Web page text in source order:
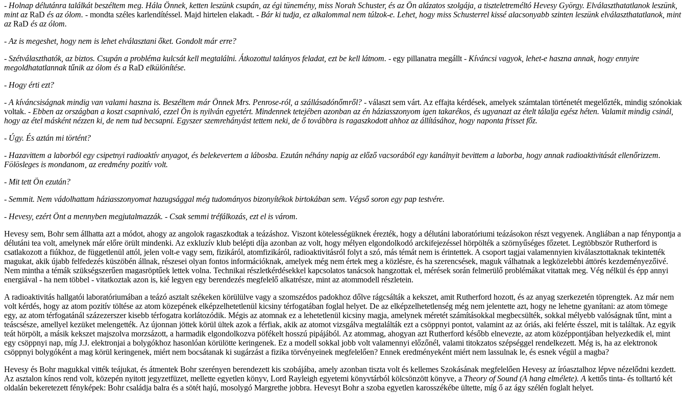
- Holnap délutánra találkát beszéltem meg. Hála Önnek, ketten leszünk csupán, az égi tünemény, miss Norah Schuster, és az Ön alázatos szolgája, a tiszteletreméltó Hevesy György. Elválaszthatatlanok leszünk,
mint az RaD és az ólom. - mondta széles karlendítéssel. Majd hirtelen elakadt. - Bár ki tudja, ez alkalommal nem túlzok-e. Lehet, hogy miss Schusterrel kissé alacsonyabb szinten leszünk elválaszthatatlanok, mint
az RaD és az ólom.
- Az is megeshet, hogy nem is lehet elválasztani őket. Gondolt már erre?
- Szétválaszthatók, az biztos. Csupán a probléma kulcsát kell megtalálni. Átkozottul talányos feladat, ezt be kell látnom. - egy pillanatra megállt - Kíváncsi vagyok, lehet-e haszna annak, hogy ennyire
megoldhatatlannak tűnik az ólom és a RaD elkülönítése.
- Hogy érti ezt?
- A kíváncsiságnak mindig van valami haszna is. Beszéltem már Önnek Mrs. Penrose-ról, a szállásadónőmről? - választ sem várt. Az effajta kérdések, amelyek számtalan történetét megelőzték, mindig szónokiak
voltak. - Ebben az országban a koszt csapnivaló, ezzel Ön is nyilván egyetért. Mindennek tetejében azonban az én háziasszonyom igen takarékos, és ugyanazt az ételt tálalja egész héten. Valamit mindig csinál,
hogy az étel másként nézzen ki, de nem tud becsapni. Egyszer szemrehányást tettem neki, de ő továbbra is ragaszkodott ahhoz az állításához, hogy naponta frisset főz.
- Úgy. És aztán mi történt?
- Hazavittem a laborból egy csipetnyi radioaktív anyagot, és belekevertem a lábosba. Ezután néhány napig az előző vacsorából egy kanálnyit bevittem a laborba, hogy annak radioaktivitását ellenőrizzem.
Fölösleges is mondanom, az eredmény pozitív volt.
- Mit tett Ön ezután?
- Semmit. Nem vádolhattam háziasszonyomat hazugsággal még tudományos bizonyítékok birtokában sem. Végső soron egy pap testvére.
- Hevesy, ezért Önt a mennyben megjutalmazzák. - Csak semmi tréfálkozás, ezt el is várom.
Hevesy sem, Bohr sem állhatta azt a módot, ahogy az angolok ragaszkodtak a teázáshoz. Viszont kötelességüknek érezték, hogy a délutáni laboratóriumi teázásokon részt vegyenek. Angliában a nap fénypontja a
délutáni tea volt, amelynek már előre örült mindenki. Az exkluzív klub belépti díja azonban az volt, hogy mélyen elgondolkodó arckifejezéssel hörpölték a szörnyűséges főzetet. Legtöbbször Rutherford is
csatlakozott a fiúkhoz, de függetlenül attól, jelen volt-e vagy sem, fizikáról, atomfizikáról, radioaktivitásról folyt a szó, más témát nem is érintettek. A csoport tagjai valamennyien kiválasztottaknak tekintették
magukat, akik újabb felfedezés küszöbén állnak, részesei olyan fontos információknak, amelyek még nem értek meg a közlésre, és ha szerencsések, maguk válhatnak a legközelebbi áttörés kezdeményezőivé.
Nem mintha a témák szükségszerűen magasröptűek lettek volna. Technikai részletkérdésekkel kapcsolatos tanácsok hangzottak el, mérések során felmerülő problémákat vitattak meg. Vég nélkül és épp annyi
energiával - ha nem többel - vitatkoztak azon is, kié legyen egy berendezés megfelelő alkatrésze, mint az atommodell részletein.
A radioaktivitás hallgatói laboratóriumában a teázó asztalt székeken körülülve vagy a szomszédos padokhoz dőlve rágcsálták a kekszet, amit Rutherford hozott, és az anyag szerkezetén töprengtek. Az már nem
volt kérdés, hogy az atom pozitív töltése az atom közepének elképzelhetetlenül kicsiny térfogatában foglal helyet. De az elképzelhetetlenség még nem jelentette azt, hogy ne lehetne gyanítani: az atom tömege
egy, az atom térfogatánál százezerszer kisebb térfogatra korlátozódik. Mégis az atomnak ez a lehetetlenül kicsiny magja, amelynek méretét számításokkal megbecsülték, sokkal mélyebb valóságnak tűnt, mint a
teáscsésze, amellyel kezüket melengették. Az újonnan jöttek körül ültek azok a férfiak, akik az atomot vizsgálva megtalálták ezt a csöppnyi pontot, valamint az az óriás, aki felérte ésszel, mit is találtak. Az egyik
teát hörpölt, a másik kekszet majszolva morzsázott, a harmadik elgondolkozva pöfékelt hosszú pipájából. Az atommag, ahogyan azt Rutherford később elnevezte, az atom középpontjában helyezkedik el, mint
egy csöppnyi nap, míg J.J. elektronjai a bolygókhoz hasonlóan körülötte keringenek. Ez a modell sokkal jobb volt valamennyi előzőnél, valami titokzatos szépséggel rendelkezett. Még is, ha az elektronok
csöppnyi bolygóként a mag körül keringenek, miért nem bocsátanak ki sugárzást a fizika törvényeinek megfelelően? Ennek eredményeként miért nem lassulnak le, és esnek végül a magba?
Hevesy és Bohr magukkal vitték teájukat, és átmentek Bohr szerényen berendezett kis szobájába, amely azonban tiszta volt és kellemes Szokásának megfelelően Hevesy az íróasztalhoz lépve nézelődni kezdett.
Az asztalon kínos rend volt, közepén nyitott jegyzetfüzet, mellette egyetlen könyv, Lord Rayleigh egyetemi könyvtárból kölcsönzött könyve, a Theory of Sound (A hang elmélete). A kettős tinta- és tolltartó két
oldalán bekeretezett fényképek: Bohr családja balra és a sötét hajú, mosolygó Margrethe jobbra. Hevesyt Bohr a szoba egyetlen karosszékébe ültette, míg ő az ágy szélén foglalt helyet.